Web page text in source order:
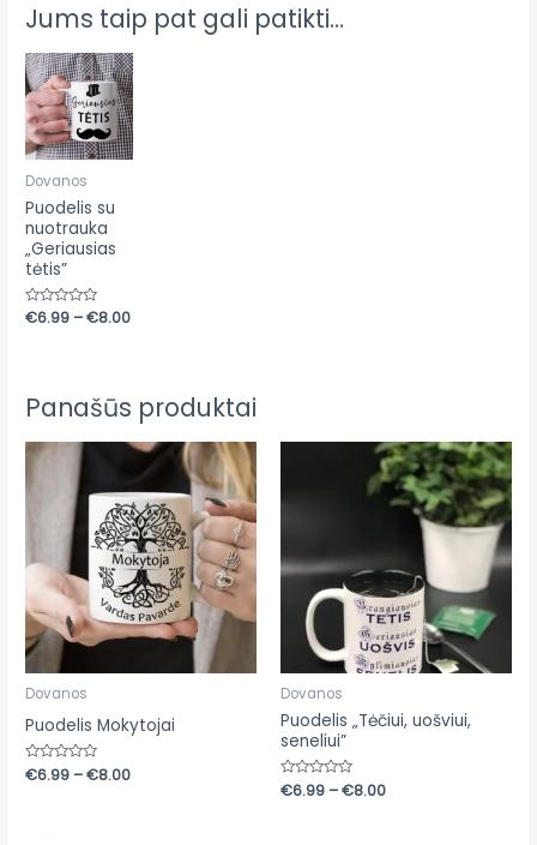
Jums taip pat gali patikti…
Dovanos
Puodelis su
nuotrauka
„Geriausias
tėtis”
Įvertinimas:
€6.99 –€8.00
Price
range:
€6.99
through
€8.00
Panašūs produktai
Dovanos
Puodelis Mokytojai
Įvertinimas:
0
€6.99 –€8.00
Price
range:
€6.99
through
€8.00
Dovanos
Puodelis „Tėčiui, uošviui,
seneliui”
Įvertinimas:
0
€6.99 –€8.00
Price
range:
€6.99
through
€8.00